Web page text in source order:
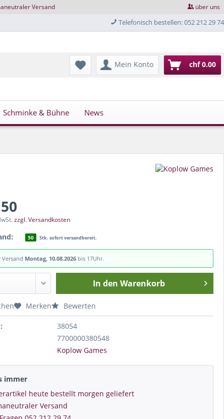
Versand über uns
Telefonisch bestellen: 052 212 29 74
Mein Konto chf 0.00
Schminke & Bühne News
zzgl. Versandkosten
50 Stk. sofort versandbereit.
Montag, 10.08.2026 bis 17Uhr.
In den Warenkorb
Merken Bewerten
38054
7700000380548
Koplow Games
immer
heute bestellt morgen geliefert
Versand